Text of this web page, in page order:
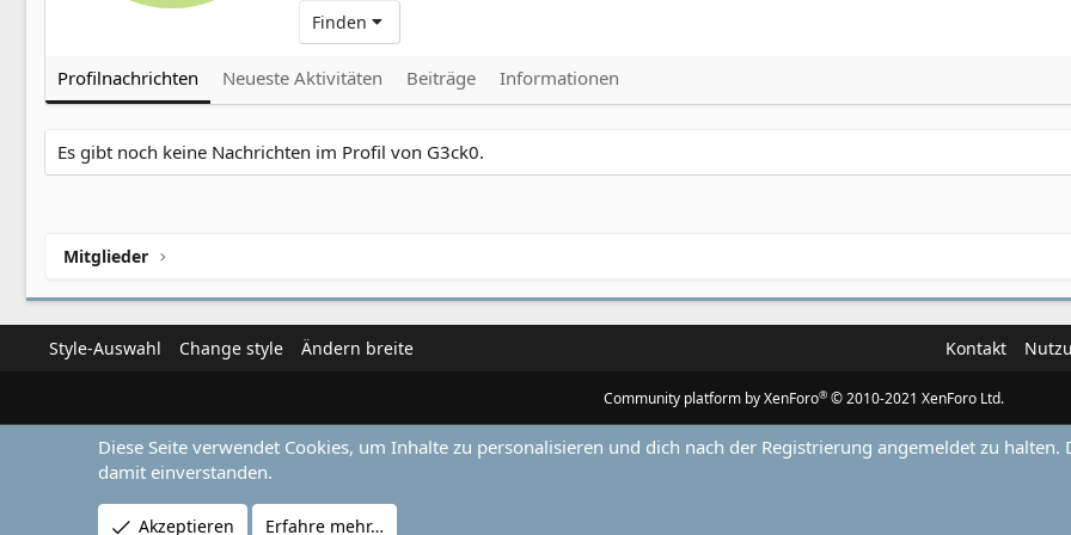
Finden
Profilnachrichten Neueste Aktivitäten Beiträge Informationen
Es gibt noch keine Nachrichten im Profil von G3ck0.
Mitglieder
Style-Auswahl Change style Ändern breite Kontakt
Community platform by XenForo® © 2010-2021 XenForo Ltd.
Diese Seite verwendet Cookies, um Inhalte zu personalisieren und dich nach der Registrierung angemeldet zu
damit einverstanden.
Akzeptieren Erfahre mehr…